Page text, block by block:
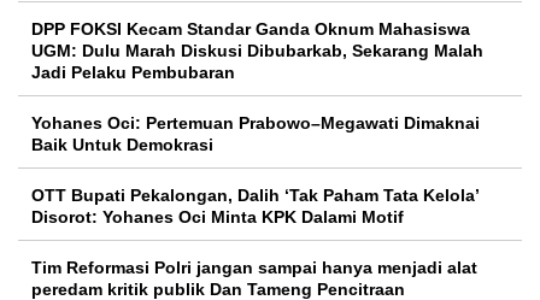
DPP FOKSI Kecam Standar Ganda Oknum Mahasiswa
UGM: Dulu Marah Diskusi Dibubarkab, Sekarang Malah
Jadi Pelaku Pembubaran
Yohanes Oci: Pertemuan Prabowo–Megawati Dimaknai
Baik Untuk Demokrasi
OTT Bupati Pekalongan, Dalih ‘Tak Paham Tata Kelola’
Disorot: Yohanes Oci Minta KPK Dalami Motif
Tim Reformasi Polri jangan sampai hanya menjadi alat
peredam kritik publik Dan Tameng Pencitraan